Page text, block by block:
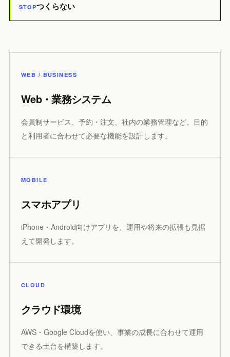
STOPつくらない
WEB / BUSINESS
Web・業務システム
会員制サービス、予約・注文、社内の業務管理など。目的
と利用者に合わせて必要な機能を設計します。
MOBILE
スマホアプリ
iPhone・Android向けアプリを、運用や将来の拡張も見据
えて開発します。
CLOUD
クラウド環境
AWS・Google Cloudを使い、事業の成長に合わせて運用
できる土台を構築します。